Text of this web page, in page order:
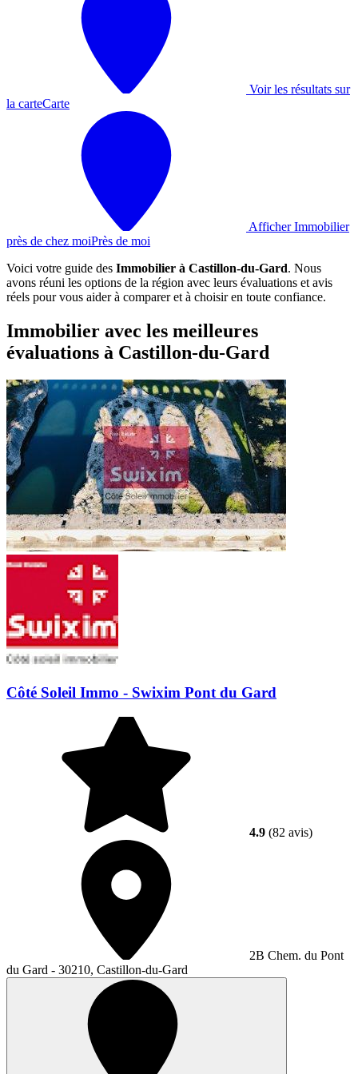
Voir les résultats sur
la carteCarte
Afficher Immobilier
près de chez moiPrès de moi
Voici votre guide des Immobilier à Castillon-du-Gard. Nous
avons réuni les options de la région avec leurs évaluations et avis
réels pour vous aider à comparer et à choisir en toute confiance.
Immobilier avec les meilleures
évaluations à Castillon-du-Gard
Côté Soleil Immo - Swixim Pont du Gard
4.9 (82 avis)
2B Chem. du Pont
du Gard - 30210, Castillon-du-Gard